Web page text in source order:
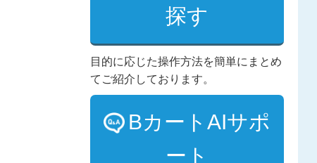
探す
目的に応じた操作方法を簡単にまとめ
てご紹介しております。
BカートAIサポ
ート